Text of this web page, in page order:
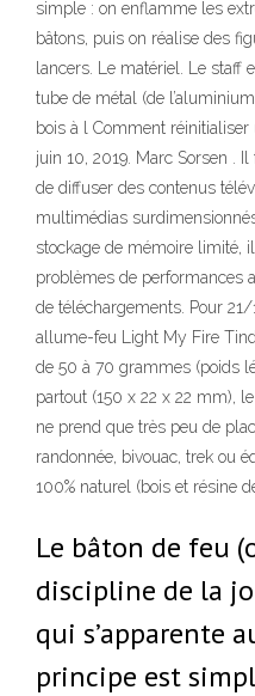
simple : on enflamme les
bâtons, puis on réalise des
lancers. Le matériel. Le staff
tube de métal (de
bois à l Comment réinitialiser
juin 10, 2019. Marc Sorsen .
de diffuser des contenus
multimédias
stockage de mémoire limité,
problèmes de performances
de téléchargements. Pour
allume-feu Light My Fire
de 50 à 70 grammes (poids
partout (150 x 22 x 22 mm),
ne prend que très peu de
randonnée, bivouac, trek ou
100% naturel (bois et résine
Le bâton de feu
discipline de la
qui s’apparente
principe est